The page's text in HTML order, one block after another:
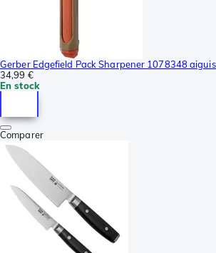
Gerber Edgefield Pack Sharpener 1078348
34,99 €
En stock
Comparer